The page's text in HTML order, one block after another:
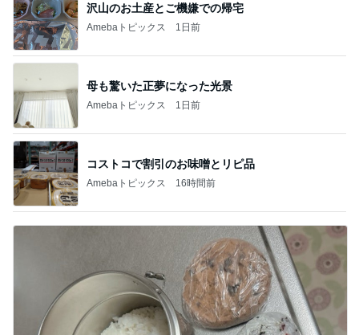
沢山のお土産とご機嫌での帰宅
Amebaトピックス 1日前
母も驚いた正夢になった光景
Amebaトピックス 1日前
コストコで割引のお味噌とリピ品
Amebaトピックス 16時間前